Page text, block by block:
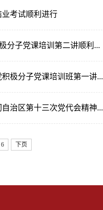
考试顺利进行
分子党课培训第二讲顺利...
极分子党课培训班第一讲...
治区第十三次党代会精神...
6 下页